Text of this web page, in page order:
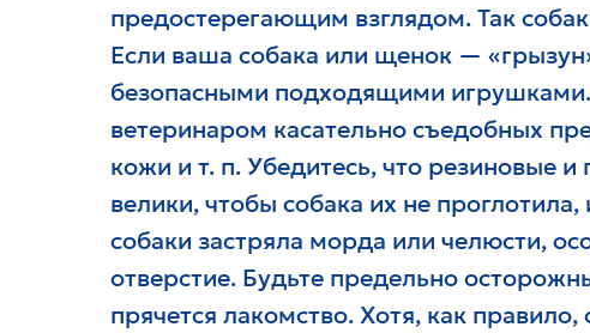
предостерегающим взглядом. Так
Если ваша собака или щенок —
безопасными подходящими игрушками.
ветеринаром касательно съедобных
кожи и т. п. Убедитесь, что резиновые
велики, чтобы собака их не
собаки застряла морда или челюсти,
отверстие. Будьте предельно
прячется лакомство. Хотя, как